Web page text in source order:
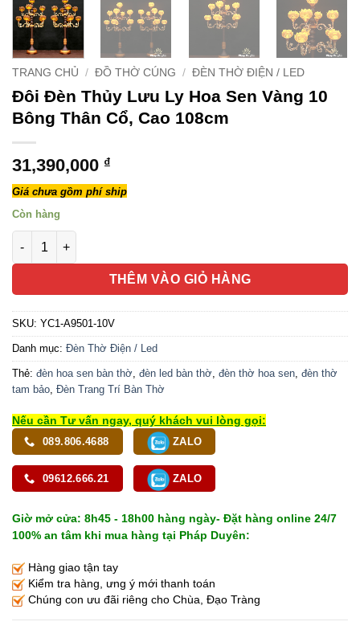
TRANG CHỦ / ĐỒ THỜ CÚNG / ĐÈN THỜ ĐIỆN / LED
Đôi Đèn Thủy Lưu Ly Hoa Sen Vàng 10
Bông Thân Cổ, Cao 108cm
31,390,000 ₫
Giá chưa gồm phí ship
Còn hàng
Đôi Đèn Thủy Lưu Ly Hoa Sen Vàng 10 Bông Thân Cổ, Cao
THÊM VÀO GIỎ HÀNG
SKU: YC1-A9501-10V
Danh mục: Đèn Thờ Điện / Led
Thẻ: đèn hoa sen bàn thờ, đèn led bàn thờ, đèn thờ hoa sen, đèn thờ
tam bảo, Đèn Trang Trí Bàn Thờ
Nếu cần Tư vấn ngay, quý khách vui lòng gọi:
089.806.4688 ZALO
09612.666.21 ZALO
Giờ mở cửa: 8h45 - 18h00 hàng ngày- Đặt hàng online 24/7
100% an tâm khi mua hàng tại Pháp Duyên:
Hàng giao tận tay
Kiểm tra hàng, ưng ý mới thanh toán
Chúng con ưu đãi riêng cho Chùa, Đạo Tràng